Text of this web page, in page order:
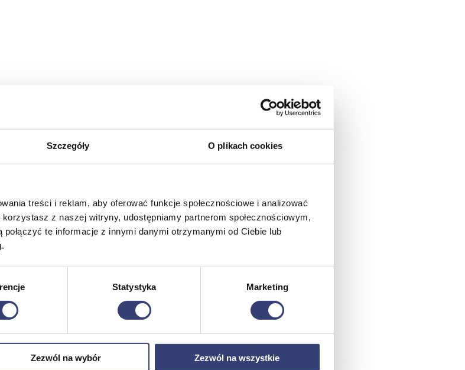
Szczegóły O plikach cookies
treści i reklam, aby oferować funkcje społecznościowe i analizować
z naszej witryny, udostępniamy partnerom społecznościowym,
te informacje z innymi danymi otrzymanymi od Ciebie lub
Statystyka Marketing
Zezwól na wybór Zezwól na wszystkie